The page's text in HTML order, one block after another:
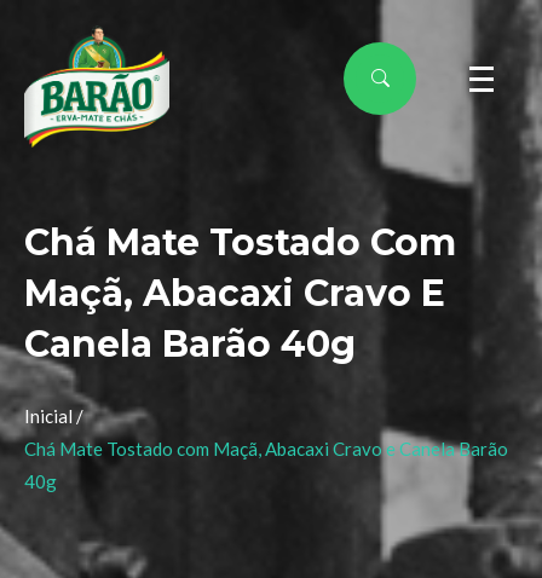
Chá Mate Tostado Com
Maçã, Abacaxi Cravo E
Canela Barão 40g
Inicial /
Chá Mate Tostado com Maçã, Abacaxi Cravo e Canela Barão
40g